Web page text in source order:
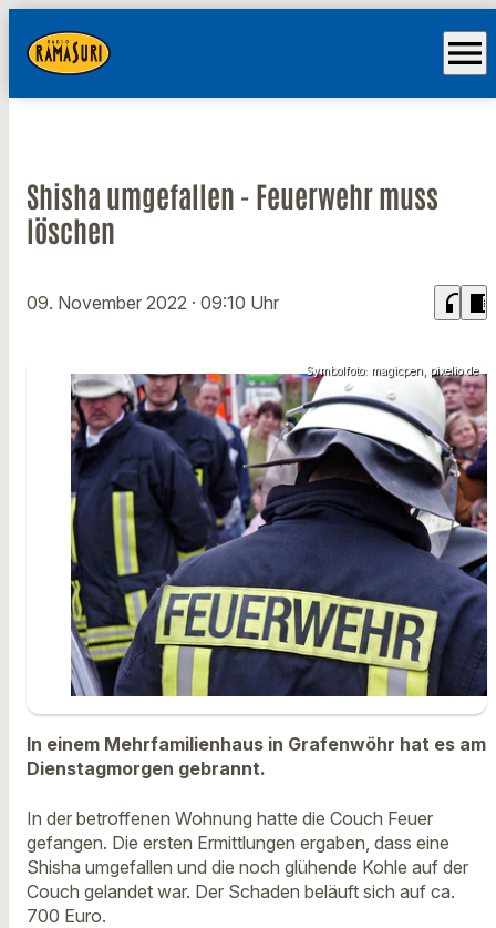
menu
Shisha umgefallen - Feuerwehr muss
löschen
09. November 2022 · 09:10 Uhr headphones chrome_reader_mode
Symbolfoto: magicpen, pixelio.de
In einem Mehrfamilienhaus in Grafenwöhr hat es am
Dienstagmorgen gebrannt.
In der betroffenen Wohnung hatte die Couch Feuer
gefangen. Die ersten Ermittlungen ergaben, dass eine
Shisha umgefallen und die noch glühende Kohle auf der
Couch gelandet war. Der Schaden beläuft sich auf ca.
700 Euro.